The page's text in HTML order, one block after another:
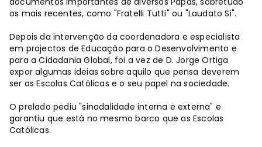
os mais recentes, como "Fratelli Tutti" ou "Laudato Si".
Depois da intervenção da coordenadora e especialista
em projectos de Educação para o Desenvolvimento e
para a Cidadania Global, foi a vez de D. Jorge Ortiga
expor algumas ideias sobre aquilo que pensa deverem
ser as Escolas Católicas e o seu papel na sociedade.
O prelado pediu "sinodalidade interna e externa" e
garantiu que está no mesmo barco que as Escolas
Católicas.